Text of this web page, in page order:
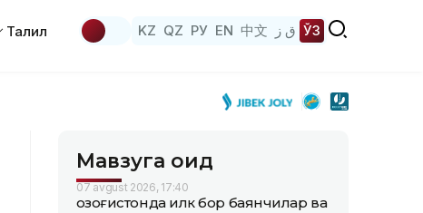
Таҳлил KZ QZ РУ EN 中文 ق ز ЎЗ
Мавзуга оид
07 avgust 2026, 17:40
Қозоғистонда илк бор баянчилар ва